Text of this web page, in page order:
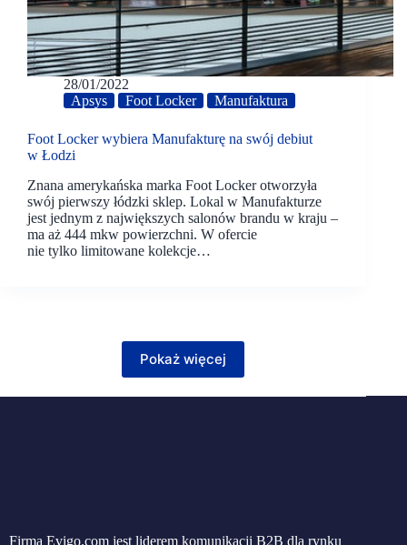
28/01/2022
Apsys
Foot Locker Manufaktura
Foot Locker wybiera Manufakturę na swój debiut
w Łodzi
Znana amerykańska marka Foot Locker otworzyła
swój pierwszy łódzki sklep. Lokal w Manufakturze
jest jednym z największych salonów brandu w kraju –
ma aż 444 mkw powierzchni. W ofercie
nie tylko limitowane kolekcje…
Pokaż więcej
Firma Evigo.com jest liderem komunikacji B2B dla rynku